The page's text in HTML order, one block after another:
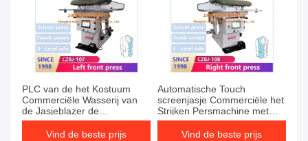
PLC van de het Kostuum
Commerciële Wasserij van
de Jasjeblazer de
Persmachine voor Front
Type Ironing
Vind de beste prijs
Automatische Touch
screenjasje Commerciële het
Strijken Persmachine met
Stoomkamer
Vind de beste prijs